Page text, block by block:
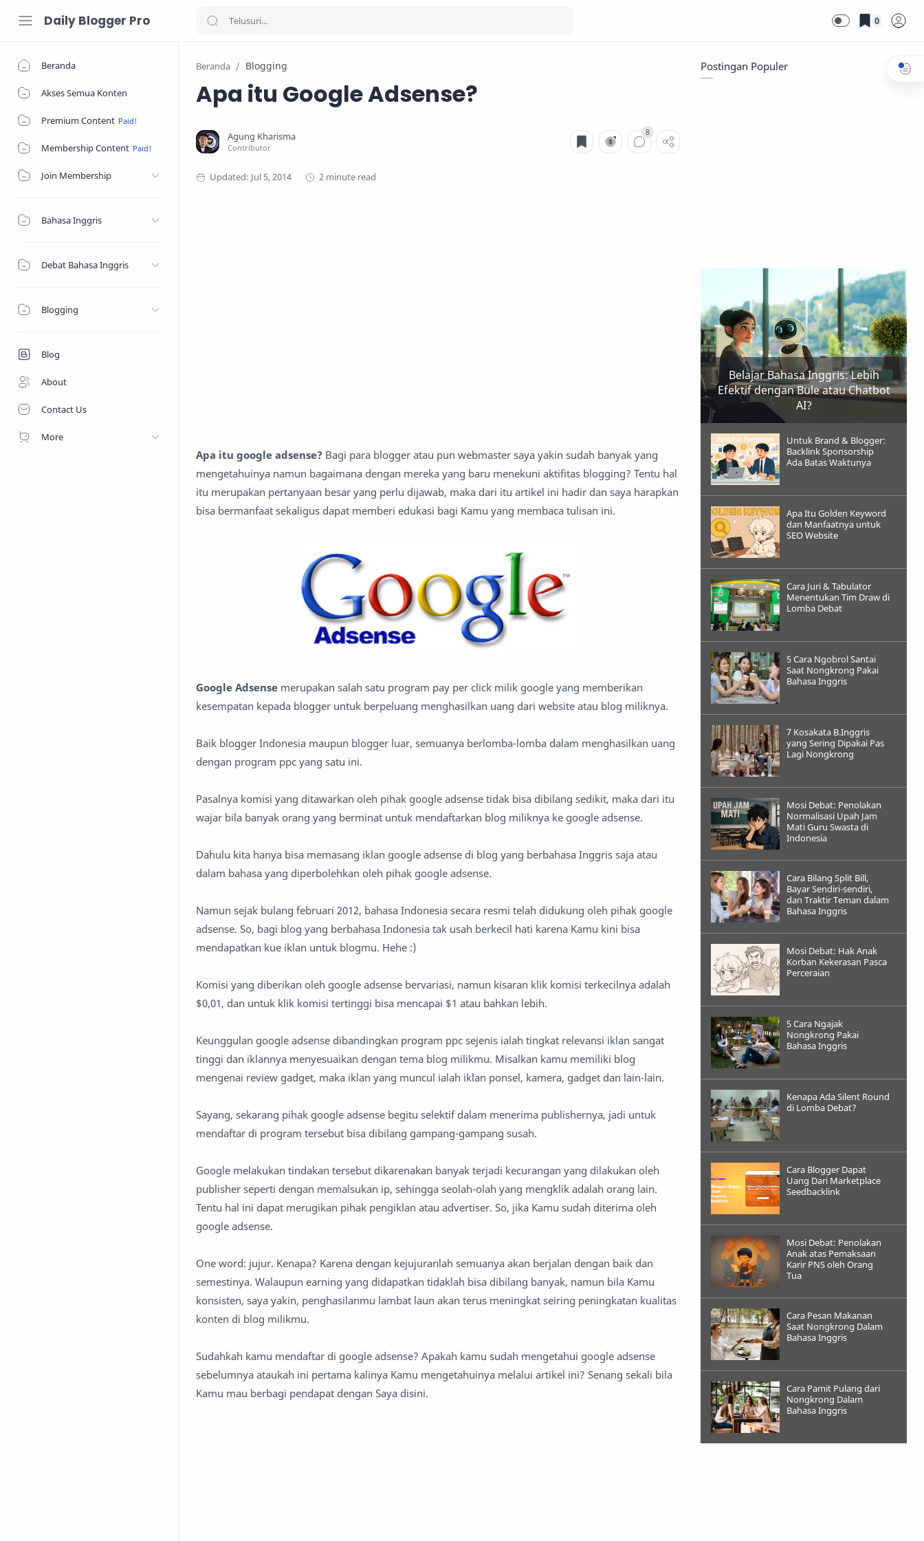
Daily Blogger Pro 0
Beranda
Akses Semua Konten
Premium Content
Membership Content
Join Membership
Bahasa Inggris
Debat Bahasa Inggris
Blogging
Blog
About
Contact Us
More
Beranda Blogging
Apa itu Google Adsense?
2 minute read
Apa itu google adsense? Bagi para blogger atau pun webmaster saya yakin sudah banyak yang
mengetahuinya namun bagaimana dengan mereka yang baru menekuni aktifitas blogging? Tentu hal
itu merupakan pertanyaan besar yang perlu dijawab, maka dari itu artikel ini hadir dan saya harapkan
bisa bermanfaat sekaligus dapat memberi edukasi bagi Kamu yang membaca tulisan ini.
Google Adsense merupakan salah satu program pay per click milik google yang memberikan
kesempatan kepada blogger untuk berpeluang menghasilkan uang dari website atau blog miliknya.
Baik blogger Indonesia maupun blogger luar, semuanya berlomba-lomba dalam menghasilkan uang
dengan program ppc yang satu ini.
Pasalnya komisi yang ditawarkan oleh pihak google adsense tidak bisa dibilang sedikit, maka dari itu
wajar bila banyak orang yang berminat untuk mendaftarkan blog miliknya ke google adsense.
Dahulu kita hanya bisa memasang iklan google adsense di blog yang berbahasa Inggris saja atau
dalam bahasa yang diperbolehkan oleh pihak google adsense.
Namun sejak bulang februari 2012, bahasa Indonesia secara resmi telah didukung oleh pihak google
adsense. So, bagi blog yang berbahasa Indonesia tak usah berkecil hati karena Kamu kini bisa
mendapatkan kue iklan untuk blogmu. Hehe :)
Komisi yang diberikan oleh google adsense bervariasi, namun kisaran klik komisi terkecilnya adalah
$0,01, dan untuk klik komisi tertinggi bisa mencapai $1 atau bahkan lebih.
Keunggulan google adsense dibandingkan program ppc sejenis ialah tingkat relevansi iklan sangat
tinggi dan iklannya menyesuaikan dengan tema blog milikmu. Misalkan kamu memiliki blog
mengenai review gadget, maka iklan yang muncul ialah iklan ponsel, kamera, gadget dan lain-lain.
Sayang, sekarang pihak google adsense begitu selektif dalam menerima publishernya, jadi untuk
mendaftar di program tersebut bisa dibilang gampang-gampang susah.
Google melakukan tindakan tersebut dikarenakan banyak terjadi kecurangan yang dilakukan oleh
publisher seperti dengan memalsukan ip, sehingga seolah-olah yang mengklik adalah orang lain.
Tentu hal ini dapat merugikan pihak pengiklan atau advertiser. So, jika Kamu sudah diterima oleh
google adsense.
One word: jujur. Kenapa? Karena dengan kejujuranlah semuanya akan berjalan dengan baik dan
semestinya. Walaupun earning yang didapatkan tidaklah bisa dibilang banyak, namun bila Kamu
konsisten, saya yakin, penghasilanmu lambat laun akan terus meningkat seiring peningkatan kualitas
konten di blog milikmu.
Sudahkah kamu mendaftar di google adsense? Apakah kamu sudah mengetahui google adsense
sebelumnya ataukah ini pertama kalinya Kamu mengetahuinya melalui artikel ini? Senang sekali bila
Kamu mau berbagi pendapat dengan Saya disini.
Postingan Populer
Belajar Bahasa Inggris: Lebih
Efektif dengan Bule atau Chatbot
AI?
Untuk Brand & Blogger:
Backlink Sponsorship
Ada Batas Waktunya
Apa Itu Golden Keyword
dan Manfaatnya untuk
SEO Website
Cara Juri & Tabulator
Menentukan Tim Draw di
Lomba Debat
5 Cara Ngobrol Santai
Saat Nongkrong Pakai
Bahasa Inggris
7 Kosakata B.Inggris
yang Sering Dipakai Pas
Lagi Nongkrong
Mosi Debat: Penolakan
Normalisasi Upah Jam
Mati Guru Swasta di
Indonesia
Cara Bilang Split Bill,
Bayar Sendiri-sendiri,
dan Traktir Teman dalam
Bahasa Inggris
Mosi Debat: Hak Anak
Korban Kekerasan Pasca
Perceraian
5 Cara Ngajak
Nongkrong Pakai
Bahasa Inggris
Kenapa Ada Silent Round
di Lomba Debat?
Cara Blogger Dapat
Uang Dari Marketplace
Seedbacklink
Mosi Debat: Penolakan
Anak atas Pemaksaan
Karir PNS oleh Orang
Tua
Cara Pesan Makanan
Saat Nongkrong Dalam
Bahasa Inggris
Cara Pamit Pulang dari
Nongkrong Dalam
Bahasa Inggris